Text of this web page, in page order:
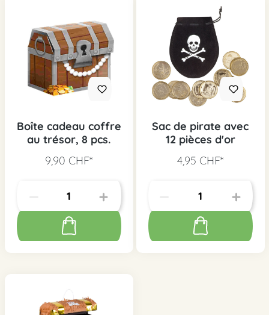
Boîte cadeau coffre
au trésor, 8 pcs.
9,90 CHF*
Sac de pirate avec
12 pièces d'or
4,95 CHF*